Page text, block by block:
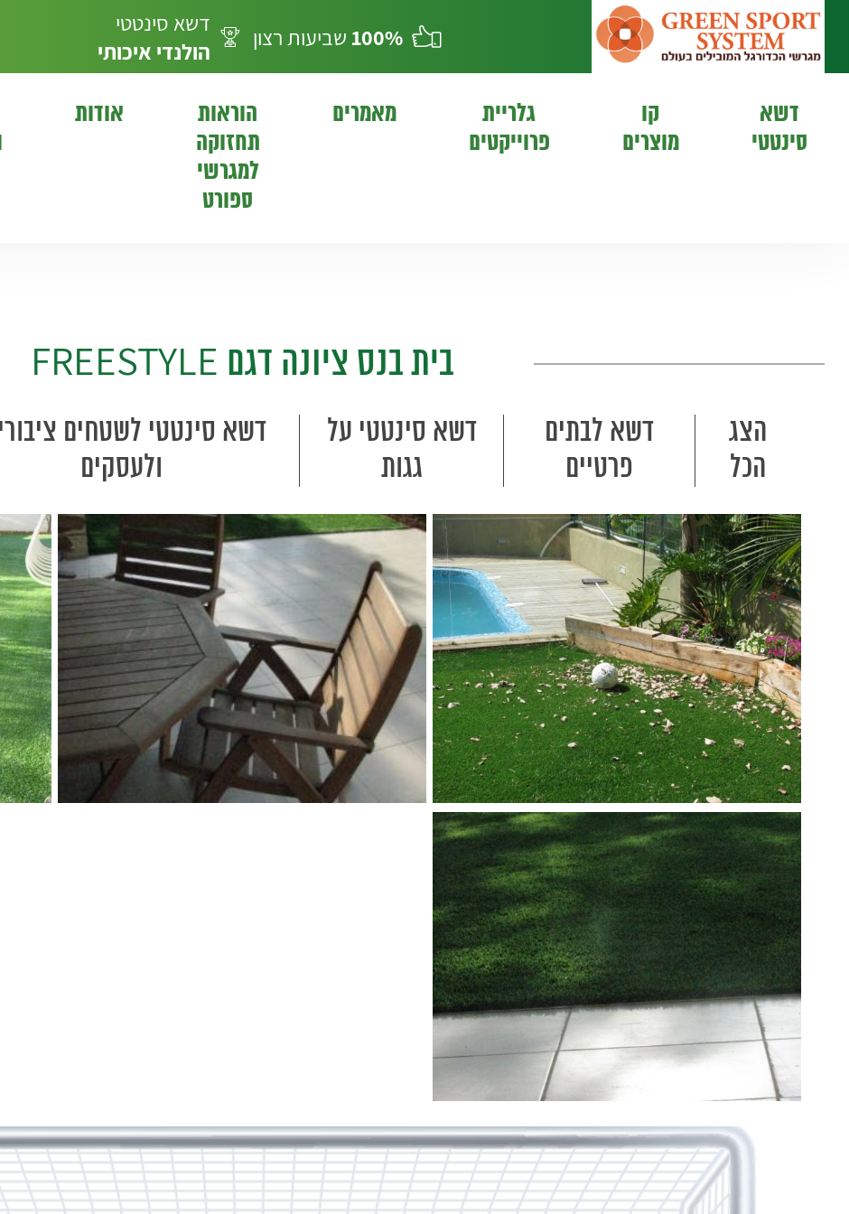
100% שביעות רצון
דשא סינטטי
הולנדי איכותי
דשא
סינטטי
קו
מוצרים
גלריית
פרוייקטים
מאמרים
הוראות
תחזוקה
למגרשי
ספורט
אודות
בית בנס ציונה דגם FREESTYLE
הצג
הכל
דשא לבתים
פרטיים
דשא סינטטי על
גגות
דשא סינטטי לשטחים
ולעסקים